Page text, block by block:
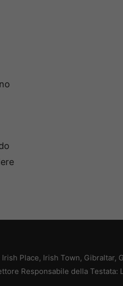
Place, Irish Town, Gibraltar,
Responsabile della Testata: